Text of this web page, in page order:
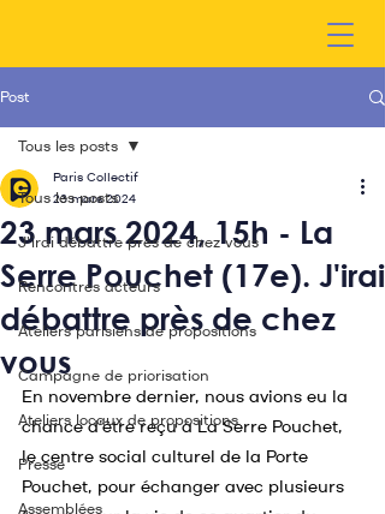
Post
Tous les posts
J'irai débattre près de chez vous
Rencontres acteurs
Ateliers parisiens de propositions
Campagne de priorisation
Ateliers locaux de propositions
Presse
Assemblées
Tous les posts
23 mars 2024, 15h - La
Serre Pouchet (17e). J'irai
débattre près de chez
vous
Paris Collectif
23 mars 2024
En novembre dernier, nous avions eu la
chance d’être reçu à La Serre Pouchet,
le centre social culturel de la Porte
Pouchet, pour échanger avec plusieurs